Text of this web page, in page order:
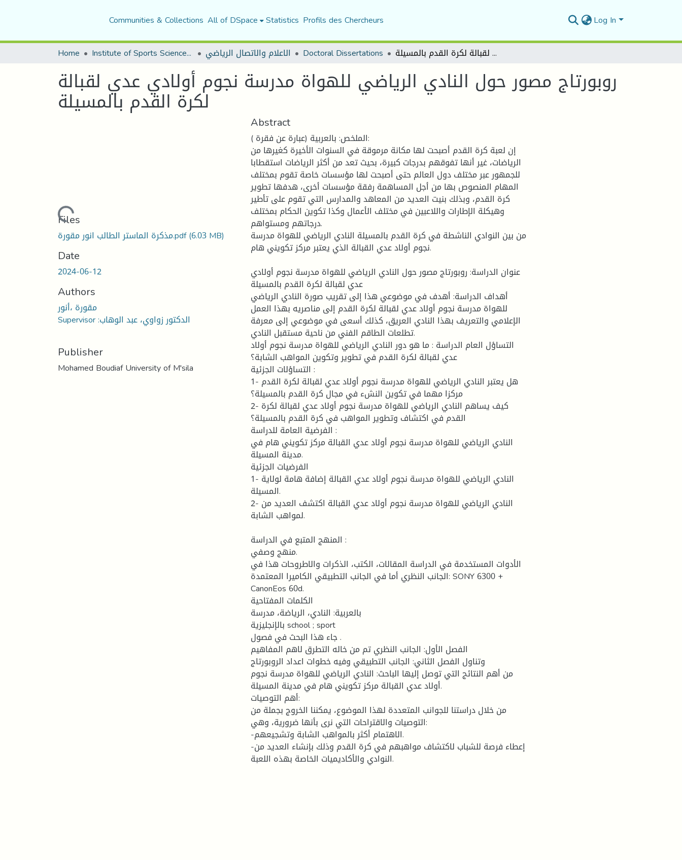
Communities & Collections All of DSpace Statistics Profils des Chercheurs Log In
Home Institute of Sports Sciences and Techniques الاعلام والاتصال الرياضي Doctoral Dissertations روبورتاج مصور حول النادي الرياضي للهواة مدرسة نجوم أولادي عدي لقبالة لكرة القدم بالمسيلة
روبورتاج مصور حول النادي الرياضي للهواة مدرسة نجوم أولادي عدي لقبالة
لكرة القدم بالمسيلة
Loading...
Files
مذكرة الماستر الطالب انور مقورة.pdf(6.03 MB)
Date
2024-06-12
Authors
مقورة ،أنور
Supervisor :الدكتور زواوي، عبد الوهاب
Publisher
Mohamed Boudiaf University of M'sila
Abstract
الملخص: بالعربية (عبارة عن فقرة ):
إن لعبة كرة القدم أصبحت لها مكانة مرموقة في السنوات الأخيرة كغيرها من
الرياضات، غير أنها تفوقهم بدرجات كبيرة، بحيث تعد من أكثر الرياضات استقطابا
للجمهور عبر مختلف دول العالم حتى أصبحت لها مؤسسات خاصة تقوم بمختلف
المهام المنصوص بها من أجل المساهمة رفقة مؤسسات أخرى، هدفها تطوير
كرة القدم، وبذلك بنيت العديد من المعاهد والمدارس التي تقوم على تأطير
وهيكلة الإطارات واللاعبين في مختلف الأعمال وكذا تكوين الحكام بمختلف
درجاتهم ومستواهم.
من بين النوادي الناشطة في كرة القدم بالمسيلة النادي الرياضي للهواة مدرسة
نجوم أولاد عدي القبالة الذي يعتبر مركز تكويني هام.
عنوان الدراسة: روبورتاج مصور حول النادي الرياضي للهواة مدرسة نجوم أولادي
عدي لقبالة لكرة القدم بالمسيلة
أهداف الدراسة: أهدف في موضوعي هذا إلى تقريب صورة النادي الرياضي
للهواة مدرسة نجوم أولاد عدي لقبالة لكرة القدم إلى مناصريه بهذا العمل
الإعلامي والتعريف بهذا النادي العريق، كذلك أسعى في موضوعي إلى معرفة
تطلعات الطاقم الفني من ناحية مستقبل النادي.
التساؤل العام الدراسة : ما هو دور النادي الرياضي للهواة مدرسة نجوم أولاد
عدي لقبالة لكرة القدم في تطوير وتكوين المواهب الشابة؟
التساؤلات الجزئية :
1- هل يعتبر النادي الرياضي للهواة مدرسة نجوم أولاد عدي لقبالة لكرة القدم
مركزا مهما في تكوين النشء في مجال كرة القدم بالمسيلة؟
2- كيف يساهم النادي الرياضي للهواة مدرسة نجوم أولاد عدي لقبالة لكرة
القدم في اكتشاف وتطوير المواهب في كرة القدم بالمسيلة؟
الفرضية العامة للدراسة :
النادي الرياضي للهواة مدرسة نجوم أولاد عدي القبالة مركز تكويني هام في
مدينة المسيلة.
الفرضيات الجزئية
1- النادي الرياضي للهواة مدرسة نجوم أولاد عدي القبالة إضافة هامة لولاية
المسيلة.
2- النادي الرياضي للهواة مدرسة نجوم أولاد عدي القبالة اكتشف العديد من
لمواهب الشابة.
المنهج المتبع في الدراسة :
منهج وصفي.
الأدوات المستخدمة في الدراسة المقالات، الكتب، الذكرات والاطروحات هذا في
الجانب النظري أما في الجانب التطبيقي الكاميرا المعتمدة: SONY 6300 +
CanonEos 60d.
الكلمات المفتاحية
بالعربية: النادي، الرياضة، مدرسة
بالإنجليزية school ; sport
جاء هذا البحث في فصول .
الفصل الأول: الجانب النظري تم من خاله التطرق لاهم المفاهيم
وتناول الفصل الثاني: الجانب التطبيقي وفيه خطوات اعداد الروبورتاج
من أهم النتائج التي توصل إليها الباحث: النادي الرياضي للهواة مدرسة نجوم
أولاد عدي القبالة مركز تكويني هام في مدينة المسيلة.
أهم التوصيات:
من خلال دراستنا للجوانب المتعددة لهذا الموضوع، يمكننا الخروج بجملة من
التوصيات والاقتراحات التي نرى بأنها ضرورية، وهي:
-الاهتمام أكثر بالمواهب الشابة وتشجيعهم.
-إعطاء فرصة للشباب لاكتشاف مواهبهم في كرة القدم وذلك بإنشاء العديد من
النوادي والأكاديميات الخاصة بهذه اللعبة.